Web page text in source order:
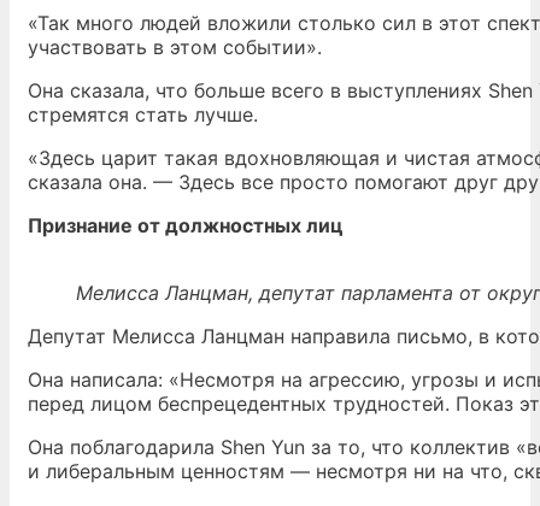
«Так много людей вложили столько сил в этот
участвовать в этом событии».
Она сказала, что больше всего в выступлениях
стремятся стать лучше.
«Здесь царит такая вдохновляющая и чистая
сказала она. — Здесь все просто помогают друг
Признание от должностных лиц
Мелисса Ланцман, депутат парламента от
Депутат Мелисса Ланцман направила письмо, в
Она написала: «Несмотря на агрессию, угрозы и
перед лицом беспрецедентных трудностей. Показ
Она поблагодарила Shen Yun за то, что
и либеральным ценностям — несмотря ни на что,